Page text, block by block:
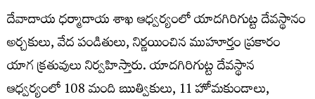
దేవాదాయ ధర్మాదాయ శాఖ ఆధ్వర్యంలో యాదగిరిగుట్ట దేవస్థానం
అర్చకులు, వేద పండితులు, నిర్ణయించిన ముహూర్తం ప్రకారం
యాగ క్రతువులు నిర్వహిస్తారు. యాదగిరిగుట్ట దేవస్థాన
ఆధ్వర్యంలో 108 మంది ఋత్వికులు, 11 హోమకుండాలు,